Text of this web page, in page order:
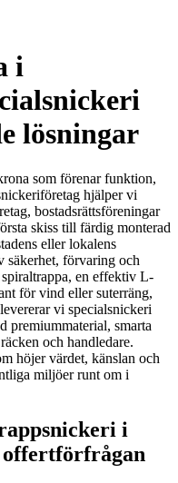
i
lösningar
som förenar funktion,
hjälper vi
bostadsrättsföreningar
skiss till färdig monterad
eller lokalens
säkerhet, förvaring och
en effektiv L-
för vind eller suterräng,
vi specialsnickeri
premiummaterial, smarta
och handledare.
höjer värdet, känslan och
miljöer runt om i
i
offertförfrågan